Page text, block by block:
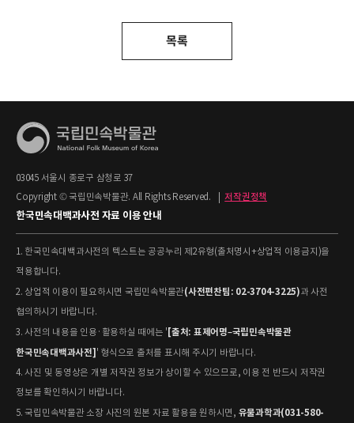
목록
03045 서울시 종로구 삼청로 37
Copyright © 국립민속박물관. All Rights Reserved.
저작권정책
한국민속대백과사전 자료 이용 안내
1. 한국민속대백과사전의 텍스트는 공공누리 제2유형(출처명시+상업적 이용금지)을
적용합니다.
2. 상업적 이용이 필요하시면 국립민속박물관(사전편찬팀: 02-3704-3225)과 사전
협의하시기 바랍니다.
3. 사전의 내용을 인용·활용하실 때에는 ' [출처: 표제어명–국립민속박물관
한국민속대백과사전] ' 형식으로 출처를 표시해 주시기 바랍니다.
4. 사진 및 동영상은 개별 저작권 정보가 상이할 수 있으므로, 이용 전 반드시 저작권
정보를 확인하시기 바랍니다.
5. 국립민속박물관 소장 사진의 원본 자료 활용을 원하시면, 유물과학과(031-580-